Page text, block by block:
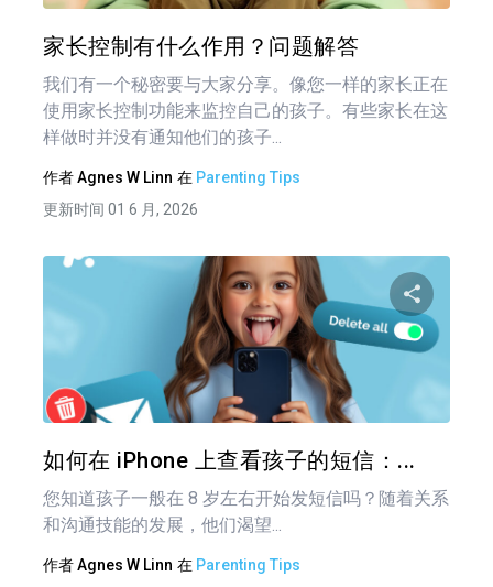
家长控制有什么作用？问题解答
我们有一个秘密要与大家分享。像您一样的家长正在
使用家长控制功能来监控自己的孩子。有些家长在这
样做时并没有通知他们的孩子...
作者Agnes W Linn 在 Parenting Tips
更新时间 01 6 月, 2026
如何在 iPhone 上查看孩子的短信：...
您知道孩子一般在 8 岁左右开始发短信吗？随着关系
和沟通技能的发展，他们渴望...
作者Agnes W Linn 在 Parenting Tips